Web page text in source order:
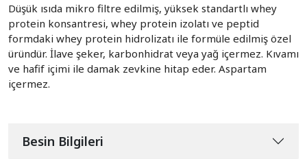
Düşük ısıda mikro filtre edilmiş, yüksek standartlı whey
protein konsantresi, whey protein izolatı ve peptid
formdaki whey protein hidrolizatı ile formüle edilmiş özel
üründür. İlave şeker, karbonhidrat veya yağ içermez. Kıvamı
ve hafif içimi ile damak zevkine hitap eder. Aspartam
içermez.
Besin Bilgileri